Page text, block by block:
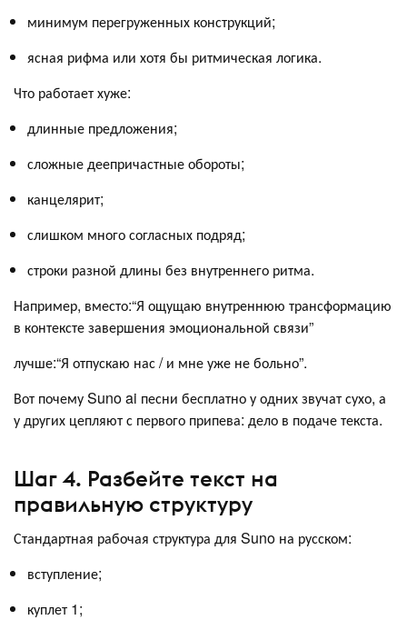
минимум перегруженных конструкций;
ясная рифма или хотя бы ритмическая логика.
Что работает хуже:
длинные предложения;
сложные деепричастные обороты;
канцелярит;
слишком много согласных подряд;
строки разной длины без внутреннего ритма.
Например, вместо:“Я ощущаю внутреннюю трансформацию
в контексте завершения эмоциональной связи”
лучше:“Я отпускаю нас / и мне уже не больно”.
Вот почему Suno ai песни бесплатно у одних звучат сухо, а
у других цепляют с первого припева: дело в подаче текста.
Шаг 4. Разбейте текст на
правильную структуру
Стандартная рабочая структура для Suno на русском:
вступление;
куплет 1;